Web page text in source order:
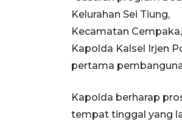
Kelurahan Sei Tiung,
Kecamatan
Kapolda Kalsel Irjen
pertama
Kapolda berharap
tempat tinggal yang